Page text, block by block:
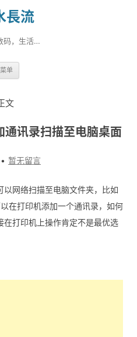
長流
码，生活…
菜单
容
文
讯录扫描至电脑桌面
暂无留言
网络扫描至电脑文件夹，比如
在打印机添加一个通讯录，如何
打印机上操作肯定不是最优选